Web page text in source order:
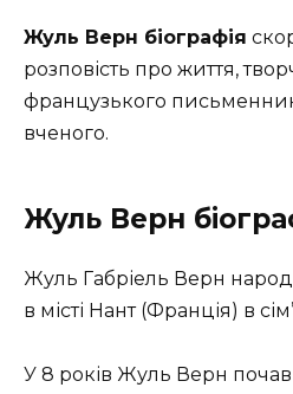
Жуль Верн біографія
розповість про життя,
французького
вченого.
Жуль Верн
Жуль Габріель Верн
в місті Нант (Франція) в
У 8 років Жуль Верн